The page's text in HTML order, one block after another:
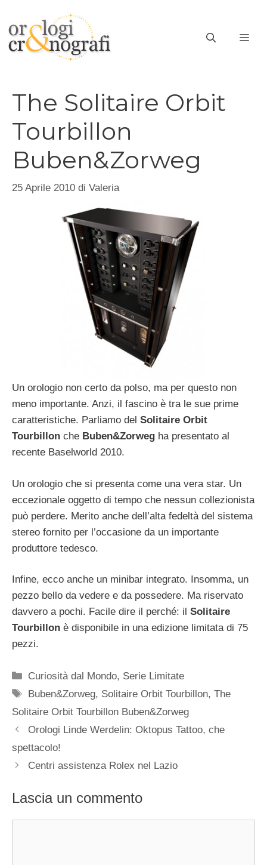
contenuto
The Solitaire Orbit
Tourbillon
Buben&Zorweg
25 Aprile 2010 di Valeria
Un orologio non certo da polso, ma per questo non
meno importante. Anzi, il fascino è tra le sue prime
caratteristiche. Parliamo del Solitaire Orbit
Tourbillon che Buben&Zorweg ha presentato al
recente Baselworld 2010.
Un orologio che si presenta come una vera star. Un
eccezionale oggetto di tempo che nessun collezionista
può perdere. Merito anche dell’alta fedeltà del sistema
stereo fornito per l’occasione da un importante
produttore tedesco.
Infine, ecco anche un minibar integrato. Insomma, un
pezzo bello da vedere e da possedere. Ma riservato
davvero a pochi. Facile dire il perché: il Solitaire
Tourbillon è disponibile in una edizione limitata di 75
pezzi.
Categorie
Curiosità dal Mondo, Serie Limitate
Tag
Buben&Zorweg, Solitaire Orbit Tourbillon,The
Solitaire Orbit Tourbillon Buben&Zorweg
Navigazione
articolo
Orologi Linde Werdelin: Oktopus Tattoo, che
spettacolo!
Centri assistenza Rolex nel Lazio
Lascia un commento